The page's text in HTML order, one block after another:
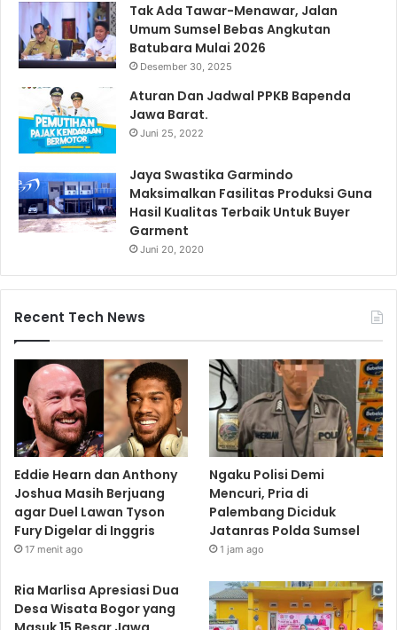
Tak Ada Tawar-Menawar, Jalan
Umum Sumsel Bebas Angkutan
Batubara Mulai 2026
Desember 30, 2025
Aturan Dan Jadwal PPKB Bapenda
Jawa Barat.
Juni 25, 2022
Jaya Swastika Garmindo
Maksimalkan Fasilitas Produksi Guna
Hasil Kualitas Terbaik Untuk Buyer
Garment
Juni 20, 2020
Recent Tech News
Eddie Hearn dan Anthony
Joshua Masih Berjuang
agar Duel Lawan Tyson
Fury Digelar di Inggris
17 menit ago
Ngaku Polisi Demi
Mencuri, Pria di
Palembang Diciduk
Jatanras Polda Sumsel
1 jam ago
Ria Marlisa Apresiasi Dua
Desa Wisata Bogor yang